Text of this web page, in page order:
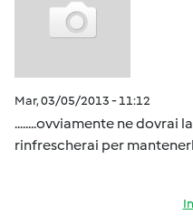
Mar, 03/05/2013 - 11:12
........ovviamente ne dovrai
rinfrescherai per